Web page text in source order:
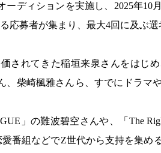
ディションを実施し、2025年10
応募者が集まり、最大4回に及ぶ
されてきた稲垣来泉さんをはじ
、柴崎楓雅さんら、すでにドラマ
」の難波碧空さんや、「The
番組などでZ世代から支持を集め